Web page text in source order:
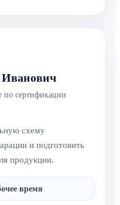
по сертификации
схему
и подготовить
продукции.
время